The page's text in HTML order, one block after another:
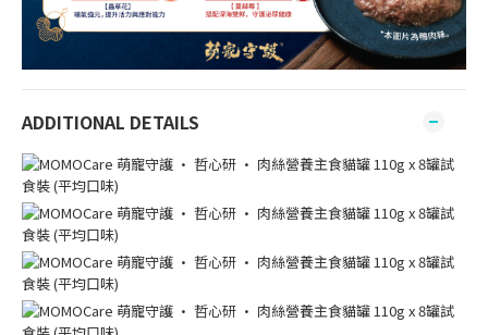
ADDITIONAL DETAILS